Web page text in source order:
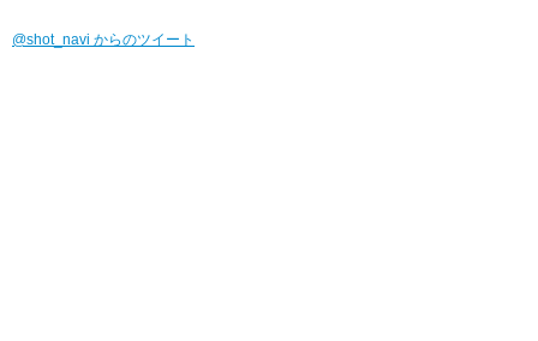
@shot_navi からのツイート